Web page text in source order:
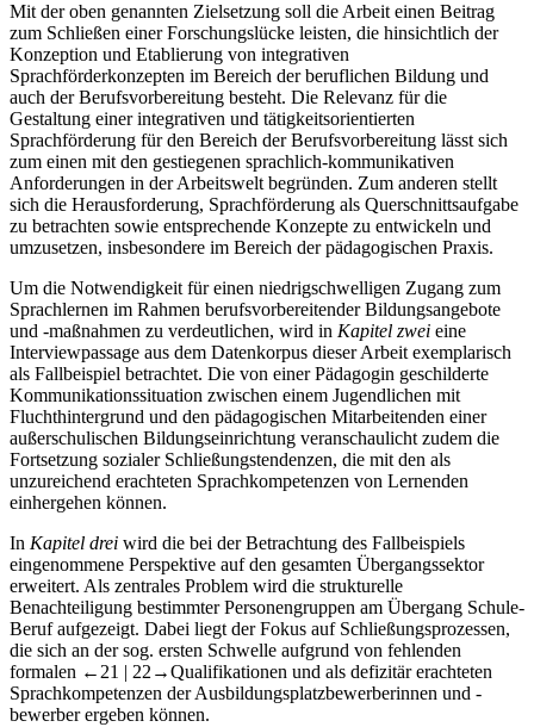
Mit der oben genannten Zielsetzung soll die Arbeit einen Beitrag
zum Schließen einer Forschungslücke leisten, die hinsichtlich der
Konzeption und Etablierung von integrativen
Sprachförderkonzepten im Bereich der beruflichen Bildung und
auch der Berufsvorbereitung besteht. Die Relevanz für die
Gestaltung einer integrativen und tätigkeitsorientierten
Sprachförderung für den Bereich der Berufsvorbereitung lässt sich
zum einen mit den gestiegenen sprachlich-kommunikativen
Anforderungen in der Arbeitswelt begründen. Zum anderen stellt
sich die Herausforderung, Sprachförderung als Querschnittsaufgabe
zu betrachten sowie entsprechende Konzepte zu entwickeln und
umzusetzen, insbesondere im Bereich der pädagogischen Praxis.
Um die Notwendigkeit für einen niedrigschwelligen Zugang zum
Sprachlernen im Rahmen berufsvorbereitender Bildungsangebote
und -maßnahmen zu verdeutlichen, wird in Kapitel zwei eine
Interviewpassage aus dem Datenkorpus dieser Arbeit exemplarisch
als Fallbeispiel betrachtet. Die von einer Pädagogin geschilderte
Kommunikationssituation zwischen einem Jugendlichen mit
Fluchthintergrund und den pädagogischen Mitarbeitenden einer
außerschulischen Bildungseinrichtung veranschaulicht zudem die
Fortsetzung sozialer Schließungstendenzen, die mit den als
unzureichend erachteten Sprachkompetenzen von Lernenden
einhergehen können.
In Kapitel drei wird die bei der Betrachtung des Fallbeispiels
eingenommene Perspektive auf den gesamten Übergangssektor
erweitert. Als zentrales Problem wird die strukturelle
Benachteiligung bestimmter Personengruppen am Übergang Schule-
Beruf aufgezeigt. Dabei liegt der Fokus auf Schließungsprozessen,
die sich an der sog. ersten Schwelle aufgrund von fehlenden
formalen ←21 | 22→Qualifikationen und als defizitär erachteten
Sprachkompetenzen der Ausbildungsplatzbewerberinnen und -
bewerber ergeben können.